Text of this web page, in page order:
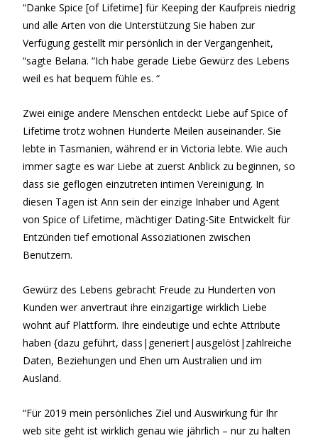
“Danke Spice [of Lifetime] für Keeping der Kaufpreis niedrig
und alle Arten von die Unterstützung Sie haben zur
Verfügung gestellt mir persönlich in der Vergangenheit,
“sagte Belana. “Ich habe gerade Liebe Gewürz des Lebens
weil es hat bequem fühle es. “
Zwei einige andere Menschen entdeckt Liebe auf Spice of
Lifetime trotz wohnen Hunderte Meilen auseinander. Sie
lebte in Tasmanien, während er in Victoria lebte. Wie auch
immer sagte es war Liebe at zuerst Anblick zu beginnen, so
dass sie geflogen einzutreten intimen Vereinigung. In
diesen Tagen ist Ann sein der einzige Inhaber und Agent
von Spice of Lifetime, mächtiger Dating-Site Entwickelt für
Entzünden tief emotional Assoziationen zwischen
Benutzern.
Gewürz des Lebens gebracht Freude zu Hunderten von
Kunden wer anvertraut ihre einzigartige wirklich Liebe
wohnt auf Plattform. Ihre eindeutige und echte Attribute
haben {dazu geführt, dass|generiert|ausgelöst|zahlreiche
Daten, Beziehungen und Ehen um Australien und im
Ausland.
“Für 2019 mein persönliches Ziel und Auswirkung für Ihr
web site geht ist wirklich genau wie jährlich – nur zu halten